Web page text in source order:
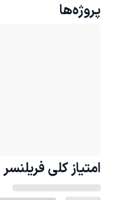
پروژه‌ها
امتیاز کلی فریلنسر